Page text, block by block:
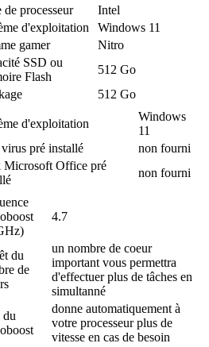
de processeur
Intel
d'exploitation
Windows 11
gamer
Nitro
SSD ou
Flash
512 Go
512 Go
d'exploitation
Windows
11
pré installé
non fourni
Microsoft Office pré
non fourni
4.7
du
de
un nombre de coeur
important vous permettra
d'effectuer plus de tâches en
simultanné
donne automatiquement à
votre processeur plus de
vitesse en cas de besoin